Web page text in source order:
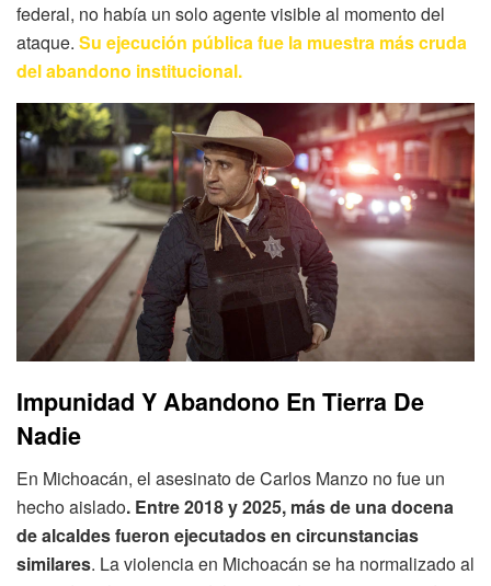
federal, no había un solo agente visible al momento del
ataque. Su ejecución pública fue la muestra más cruda
del abandono institucional.
Impunidad Y Abandono En Tierra De
Nadie
En Michoacán, el asesinato de Carlos Manzo no fue un
hecho aislado. Entre 2018 y 2025, más de una docena
de alcaldes fueron ejecutados en circunstancias
similares. La violencia en Michoacán se ha normalizado al